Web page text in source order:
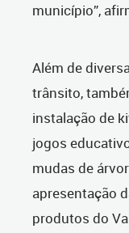
município”,
Além de
trânsito,
instalação de
jogos
mudas de
apresentação
produtos do